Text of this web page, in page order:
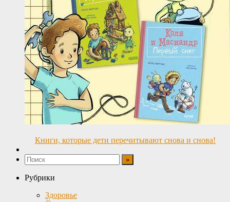
Книги, которые дети перечитывают снова и снова!
Рубрики
Здоровье